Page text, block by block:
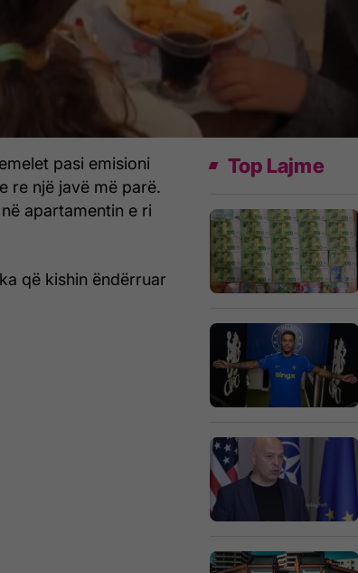
pasi emisioni
re një javë më parë.
apartamentin e ri
që kishin ëndërruar
Top Lajme